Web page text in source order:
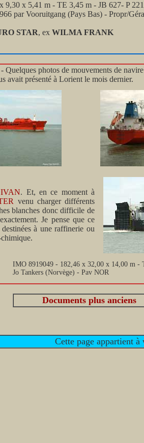
9,30 x 5,41 m - TE 3,45 m - JB 627- P
par Vooruitgang (Pays Bas) - Propr/
STAR, ex WILMA FRANK
- Quelques photos de mouvements de
avait présenté à Lorient le mois dernier.
IVAN. Et, en ce moment à
venu charger différents
blanches donc difficile de
Je pense que ce
à une raffinerie ou
IMO 8919049 - 182,46 x 32,00 x 14,00 m -
Jo Tankers (Norvège) - Pav NOR
Documents plus anciens
Cette page appartient